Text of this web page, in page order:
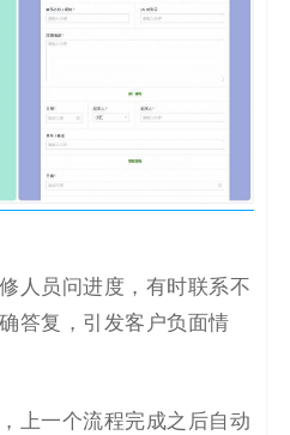
人员问进度，有时联系不
答复，引发客户负面情
上一个流程完成之后自动